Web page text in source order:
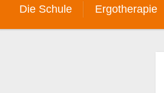
Die Schule Ergotherapie